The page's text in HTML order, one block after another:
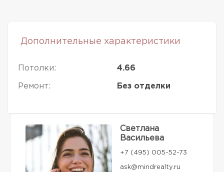
Дополнительные характеристики
Потолки: 4.66
Ремонт: Без отделки
Светлана
Васильева
+7 (495) 005-52-73
ask@mindrealty.ru